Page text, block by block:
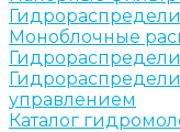
Моноблочные
управлением
Каталог